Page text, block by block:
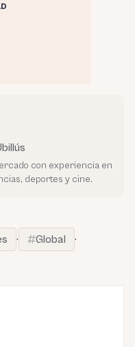
con experiencia en
deportes y cine.
· Global
·